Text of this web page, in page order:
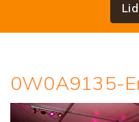
0W0A9135-